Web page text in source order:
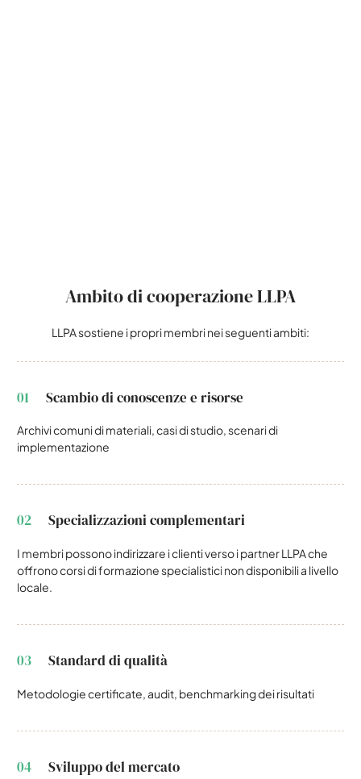
Ambito di cooperazione LLPA
LLPA sostiene i propri membri nei seguenti ambiti:
01 Scambio di conoscenze e risorse
Archivi comuni di materiali, casi di studio, scenari di
implementazione
02 Specializzazioni complementari
I membri possono indirizzare i clienti verso i partner LLPA che
offrono corsi di formazione specialistici non disponibili a livello
locale.
03 Standard di qualità
Metodologie certificate, audit, benchmarking dei risultati
04 Sviluppo del mercato